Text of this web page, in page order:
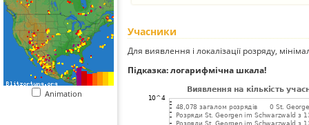
Animation
Учасники
Для виявлення і локалізації розряду,
Підказка: логарифмічна шкала!